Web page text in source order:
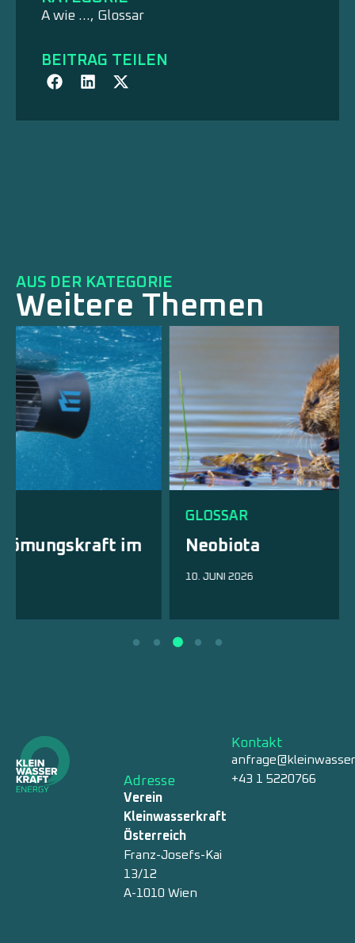
A wie …, Glossar
BEITRAG TEILEN
AUS DER KATEGORIE
Weitere Themen
Neobiota
Adresse
Verein
Kleinwasserkraft
Österreich
Franz-Josefs-Kai
13/12
A-1010 Wien
Kontakt
+43 1 5220766